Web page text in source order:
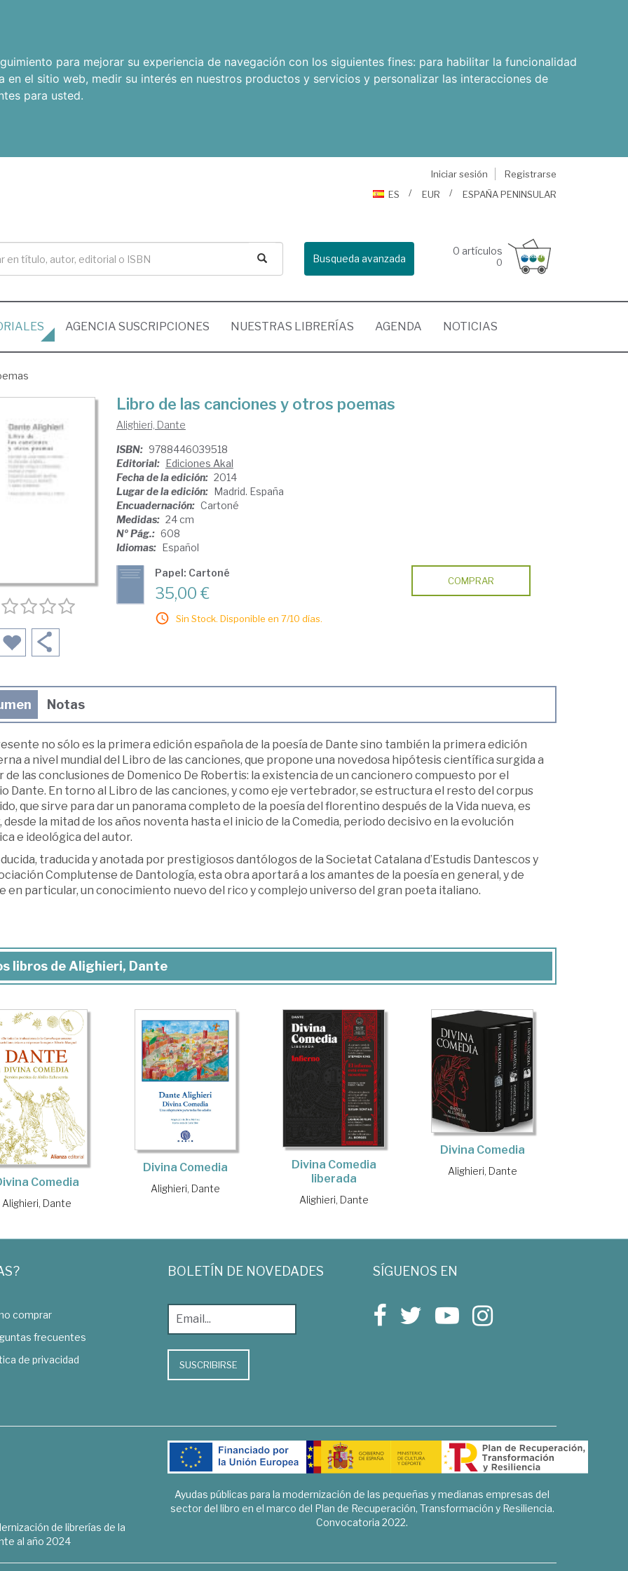
para mejorar su experiencia de navegación con los siguientes fines: para habilitar la funcionalidad
en el sitio web, medir su interés en nuestros productos y servicios y personalizar las interacciones de
para usted.
Iniciar sesión
Registrarse
ES
EUR ESPAÑA PENINSULAR
Busqueda avanzada
0 artículos
0
AGENCIA SUSCRIPCIONES NUESTRAS LIBRERÍAS AGENDA NOTICIAS
Libro de las canciones y otros poemas
Alighieri, Dante
ISBN: 9788446039518
Editorial: Ediciones Akal
Fecha de la edición: 2014
Lugar de la edición: Madrid. España
Encuadernación: Cartoné
Medidas: 24 cm
Nº Pág.: 608
Idiomas: Español
Papel: Cartoné
35,00 €
Sin Stock. Disponible en 7/10 días.
COMPRAR
Notas
no sólo es la primera edición española de la poesía de Dante sino también la primera edición
a nivel mundial del Libro de las canciones, que propone una novedosa hipótesis científica surgida a
de las conclusiones de Domenico De Robertis: la existencia de un cancionero compuesto por el
Dante. En torno al Libro de las canciones, y como eje vertebrador, se estructura el resto del corpus
que sirve para dar un panorama completo de la poesía del florentino después de la Vida nueva, es
desde la mitad de los años noventa hasta el inicio de la Comedia, periodo decisivo en la evolución
e ideológica del autor.
traducida y anotada por prestigiosos dantólogos de la Societat Catalana d’Estudis Dantescos y
Complutense de Dantología, esta obra aportará a los amantes de la poesía en general, y de
en particular, un conocimiento nuevo del rico y complejo universo del gran poeta italiano.
libros de Alighieri, Dante
Comedia
Alighieri, Dante
Divina Comedia
Alighieri, Dante
Divina Comedia
liberada
Alighieri, Dante
Divina Comedia
Alighieri, Dante
comprar
frecuentes
de privacidad
BOLETÍN DE NOVEDADES
SUSCRIBIRSE
SÍGUENOS EN
de librerías de la
al año 2024
Ayudas públicas para la modernización de las pequeñas y medianas empresas del
sector del libro en el marco del Plan de Recuperación, Transformación y Resiliencia.
Convocatoria 2022.